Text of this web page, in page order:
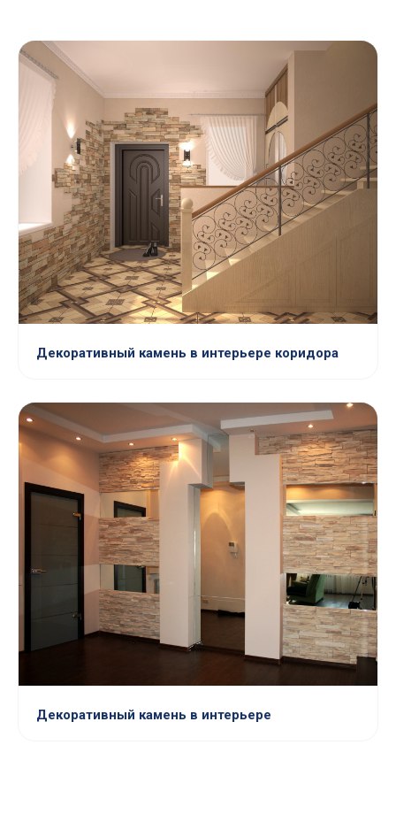
Декоративный камень в интерьере коридора
Декоративный камень в интерьере